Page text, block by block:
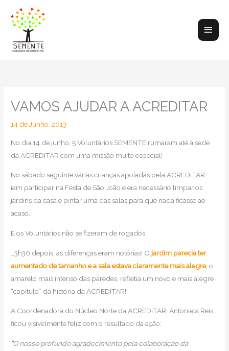
content
Main
VAMOS AJUDAR A ACREDITAR
14 de Junho, 2013
No dia 14 de junho, 5 Voluntários SEMENTE rumaram até à sede
da ACREDITAR com uma missão muito especial!
No sábado seguinte várias crianças apoiadas pela ACREDITAR
iam participar na Festa de São João e era necessário limpar os
jardins da casa e pintar uma das salas para que nada ficasse ao
acaso.
E os Voluntários não se fizeram de rogados…
…3h30 depois, as diferenças eram notórias! O jardim parecia ter
aumentado de tamanho e a sala estava claramente mais alegre, o
amarelo mais intenso das paredes, refletia um novo e mais alegre
“capítulo” da história da ACREDITAR!
A Coordenadora do Núcleo Norte da ACREDITAR, Antonieta Reis,
ficou visivelmente feliz com o resultado da ação:
“O nosso profundo agradecimento pela colaboração da